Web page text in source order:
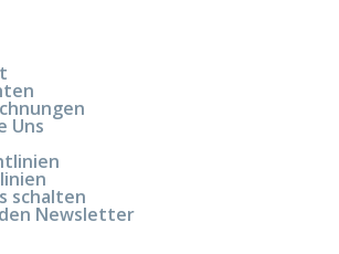
Uns
schalten
Newsletter